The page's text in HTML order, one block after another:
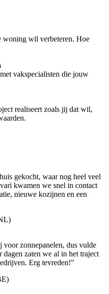
woning wil verbeteren. Hoe
vakspecialisten die jouw
realiseert zoals jij dat wil,
gekocht, waar nog heel veel
kwamen we snel in contact
nieuwe kozijnen en een
voor zonnepanelen, dus vulde
zaten we al in het traject
Erg tevreden!"